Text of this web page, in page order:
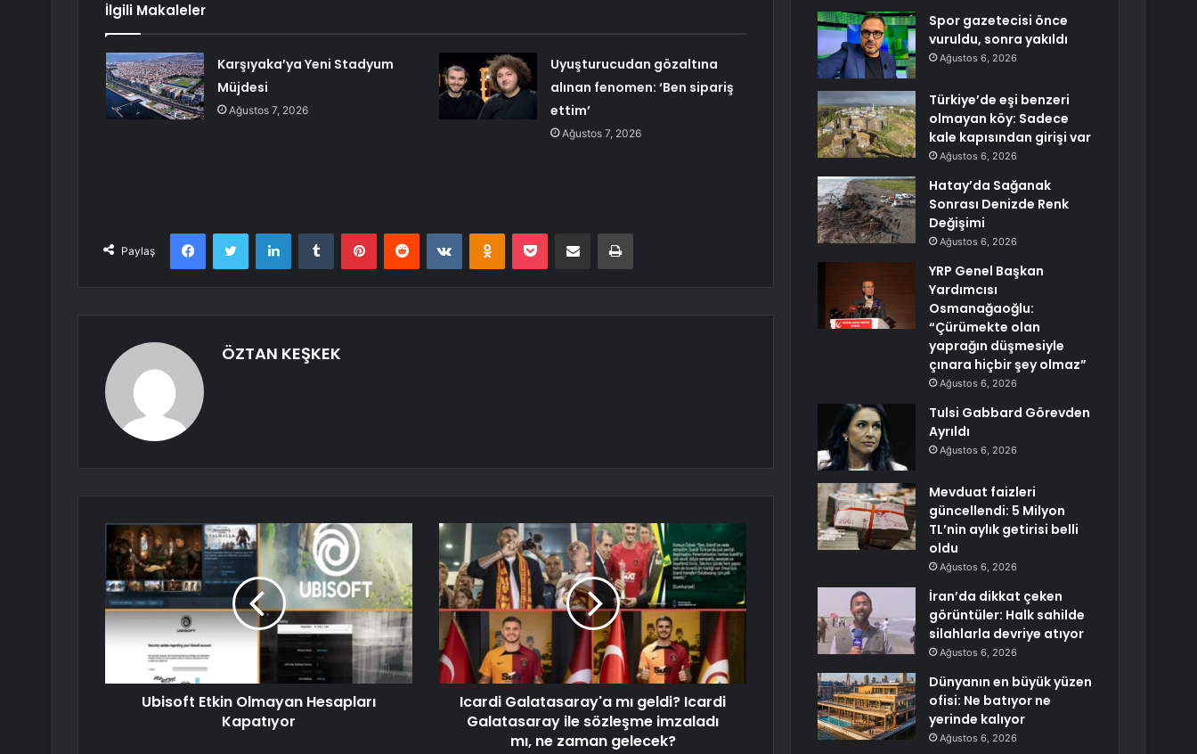
İlgili Makaleler
Karşıyaka’ya Yeni Stadyum
Müjdesi
Ağustos 7, 2026
Uyuşturucudan gözaltına
alınan fenomen: ‘Ben sipariş
ettim’
Ağustos 7, 2026
Paylaş
FacebookTwitter LinkedInTumblr PinterestReddit VKontakteOdnoklassniki
Pocket E-Posta ile paylaş Yazdır
ÖZTAN KEŞKEK
Ubisoft Etkin Olmayan Hesapları
Kapatıyor
Icardi Galatasaray'a mı geldi? Icardi
Galatasaray ile sözleşme imzaladı
mı, ne zaman gelecek?
Spor gazetecisi önce
vuruldu, sonra yakıldı
Ağustos 6, 2026
Türkiye’de eşi benzeri
olmayan köy: Sadece
kale kapısından girişi var
Ağustos 6, 2026
Hatay’da Sağanak
Sonrası Denizde Renk
Değişimi
Ağustos 6, 2026
YRP Genel Başkan
Yardımcısı
Osmanağaoğlu:
“Çürümekte olan
yaprağın düşmesiyle
çınara hiçbir şey olmaz”
Ağustos 6, 2026
Tulsi Gabbard Görevden
Ayrıldı
Ağustos 6, 2026
Mevduat faizleri
güncellendi: 5 Milyon
TL’nin aylık getirisi belli
oldu
Ağustos 6, 2026
İran’da dikkat çeken
görüntüler: Halk sahilde
silahlarla devriye atıyor
Ağustos 6, 2026
Dünyanın en büyük yüzen
ofisi: Ne batıyor ne
yerinde kalıyor
Ağustos 6, 2026